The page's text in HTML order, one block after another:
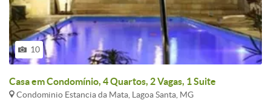
10
Casa em Condomínio, 4 Quartos, 2 Vagas, 1 Suite
Condominio Estancia da Mata, Lagoa Santa, MG